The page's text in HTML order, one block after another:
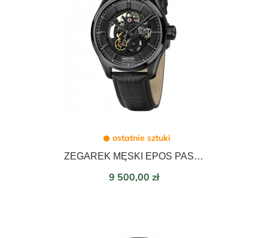
ostatnie sztuki
ZEGAREK MĘSKI EPOS PASSION SKELETON AUTOMATIC 41mm 3501.139.25.15.25
Cena
9 500,00 zł